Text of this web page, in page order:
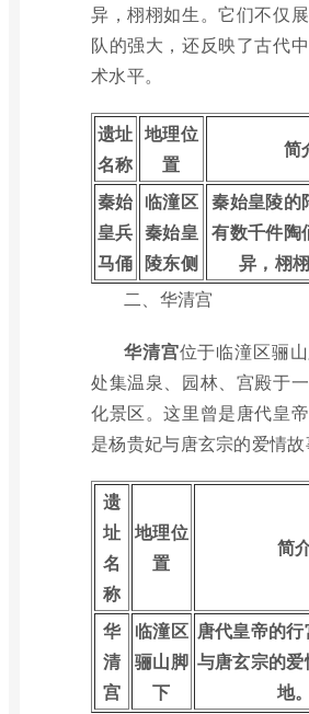
异，栩栩如生。它们不仅
队的强大，还反映了古代
术水平。
遗址
名称
地理位
置
简
秦始
皇兵
马俑
临潼区
秦始皇
陵东侧
秦始皇陵的
有数千件陶
异，栩
二、华清宫
华清宫位于临潼区骊
处集温泉、园林、宫殿于
化景区。这里曾是唐代皇
是杨贵妃与唐玄宗的爱情故
遗
址
名
称
地理位
置
简
华
清
宫
临潼区
骊山脚
下
唐代皇帝的
与唐玄宗的
地。